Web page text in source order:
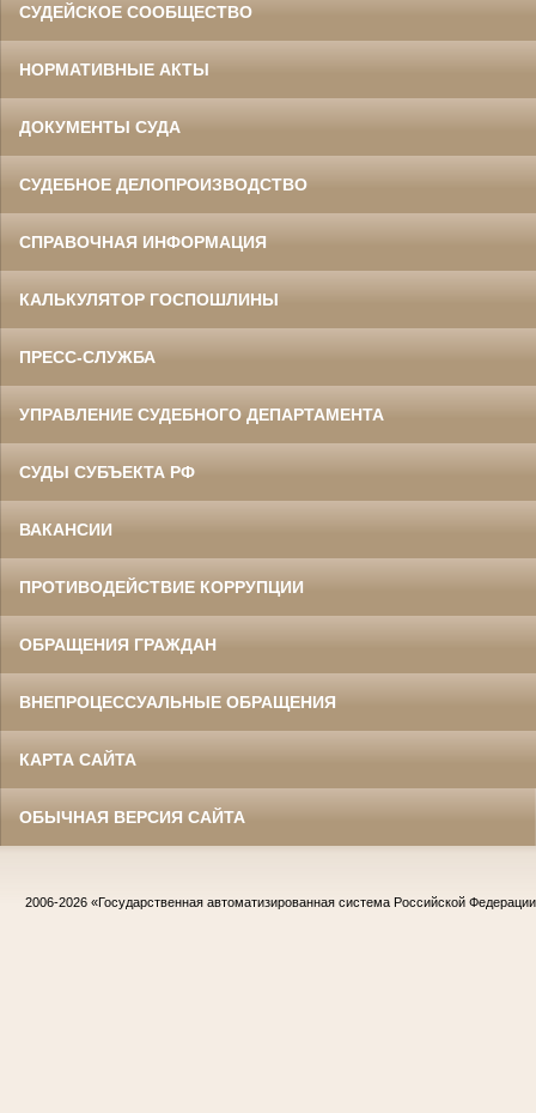
СУДЕЙСКОЕ СООБЩЕСТВО
НОРМАТИВНЫЕ АКТЫ
ДОКУМЕНТЫ СУДА
СУДЕБНОЕ ДЕЛОПРОИЗВОДСТВО
СПРАВОЧНАЯ ИНФОРМАЦИЯ
КАЛЬКУЛЯТОР ГОСПОШЛИНЫ
ПРЕСС-СЛУЖБА
УПРАВЛЕНИЕ СУДЕБНОГО ДЕПАРТАМЕНТА
СУДЫ СУБЪЕКТА РФ
ВАКАНСИИ
ПРОТИВОДЕЙСТВИЕ КОРРУПЦИИ
ОБРАЩЕНИЯ ГРАЖДАН
ВНЕПРОЦЕССУАЛЬНЫЕ ОБРАЩЕНИЯ
КАРТА САЙТА
ОБЫЧНАЯ ВЕРСИЯ САЙТА
2006-2026 «Государственная автоматизированная система Российской